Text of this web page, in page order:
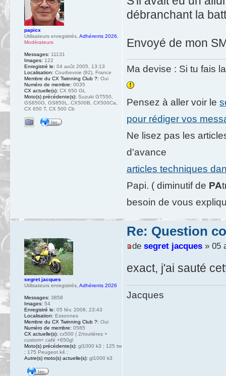
débranchant la
Envoyé de mon
Ma devise : Si tu fais
Pensez à aller voir le
pour rédiger vos
Ne lisez pas les
d'avance
articles techniques
Papi. ( diminutif de PA
besoin de vous
papicx
Utilisateurs enregistrés Adhérents 2026
Modérateurs
Messages: 11131
Images: 122
Enregistré le: 04 août 2005, 13:13
Localisation: Courbevoie (92), France
Membre du CX Twinning Club ?: Oui
Numéro de membre: 0035
CX actuelle(s): CX 650 GL
Moto(s) précédente(s): Suzuki GT550,
GS850G, GS850L, CX500B, CX500Ca,
CX 650 T, CX 500 Cb
Re: Question
de segret jacques» 05
exact, j'ai sauté
Jacques
segret jacques
Utilisateurs enregistrés Adhérents 2026
Messages: 3858
Images: 54
Enregistré le: 05 fév. 2006, 23:43
Localisation: Essonnes
Membre du CX Twinning Club ?: Oui
Numéro de membre: 0585
CX actuelle(s): cx500 ( 2/routières +
custom+ café +650gl
Moto(s) précédente(s): gl1000 k3 ; 125 tw
; 175 Peugeot k4 ;
Autre(s) moto(s) actuelle(s): gl1000 k3